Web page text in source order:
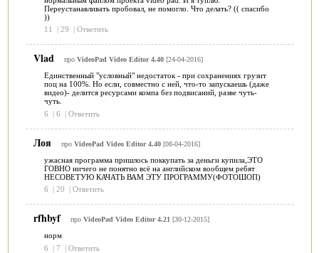
Переустанавливать пробовал, не помогло. Что делать? (( спасибо
))
11
| 29 | Ответить
Vlad про VideoPad Video Editor 4.40[24-04-2016]
Единственный "условный" недостаток - при сохранениях грузит
поц на 100%. Но если, совместно с ней, что-то запускаешь (даже
видео)- делится ресурсами компа без подвисаний, разве чуть-
чуть.
6
| 6 | Ответить
Лоя про VideoPad Video Editor 4.40[08-04-2016]
ужасная программа пришлось поккупать за деньги купила,ЭТО
ГОВНО ничего не понятно всё на английском вообщем ребят
НЕСОВЕТУЮ КАЧАТЬ ВАМ ЭТУ ПРОГРАММУ(ФОТОШОП)
6
| 20 | Ответить
rfhbyf про VideoPad Video Editor 4.21 [30-12-2015]
норм
6
| 7 | Ответить